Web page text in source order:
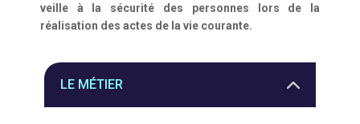
veille à la sécurité des personnes lors de la
réalisation des actes de la vie courante.
LE MÉTIER